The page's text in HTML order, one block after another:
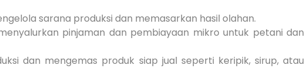
sarana produksi dan memasarkan hasil olahan.
pinjaman dan pembiayaan mikro untuk petani dan
dan mengemas produk siap jual seperti keripik, sirup, atau